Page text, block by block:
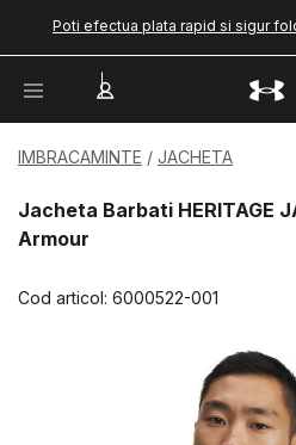
Poti efectua plata rapid si sigur
IMBRACAMINTE JACHETA
Jacheta Barbati HERITAGE
Armour
Cod articol: 6000522-001